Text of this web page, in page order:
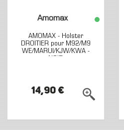
Amomax
AMOMAX - Holster
DROITIER pour M92/M9
WE/MARUI/KJW/KWA -
14,90 €